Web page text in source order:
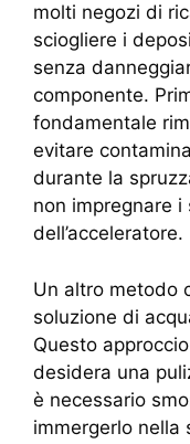
molti negozi di
sciogliere i
senza
componente.
fondamentale
evitare
durante la
non impregnare i
dell’acceleratore.
Un altro metodo
soluzione di
Questo
desidera una
è necessario
immergerlo nella